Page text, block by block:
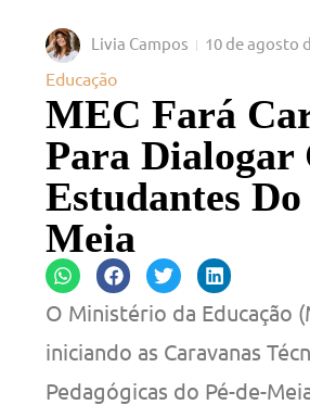
Livia Campos 10 de agosto
Educação
MEC Fará
Para Dialogar
Estudantes Do
Meia
O Ministério da Educação
iniciando as Caravanas
Pedagógicas do Pé-de-